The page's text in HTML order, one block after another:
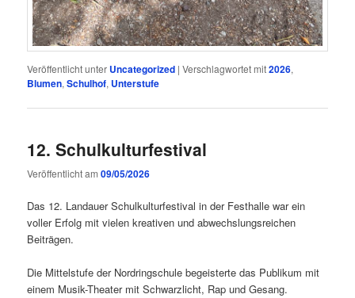
Veröffentlicht unter Uncategorized |Verschlagwortet mit2026,
Blumen,Schulhof, Unterstufe
12. Schulkulturfestival
Veröffentlicht am09/05/2026
Das 12. Landauer Schulkulturfestival in der Festhalle war ein
voller Erfolg mit vielen kreativen und abwechslungsreichen
Beiträgen.
Die Mittelstufe der Nordringschule begeisterte das Publikum mit
einem Musik-Theater mit Schwarzlicht, Rap und Gesang.